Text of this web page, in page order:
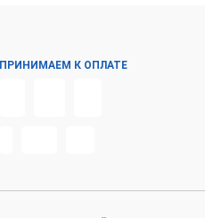
ПРИНИМАЕМ К ОПЛАТЕ